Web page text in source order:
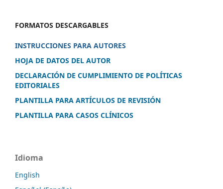
FORMATOS DESCARGABLES
INSTRUCCIONES PARA AUTORES
HOJA DE DATOS DEL AUTOR
DECLARACIÓN DE CUMPLIMIENTO DE POLÍTICAS
EDITORIALES
PLANTILLA PARA ARTÍCULOS DE REVISIÓN
PLANTILLA PARA CASOS CLÍNICOS
Idioma
English